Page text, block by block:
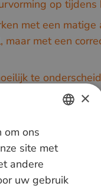
op tijdens
met een
met een
te
DUTCH
GERMAN
ENGLISH
×
om ons
site met
andere
uw gebruik